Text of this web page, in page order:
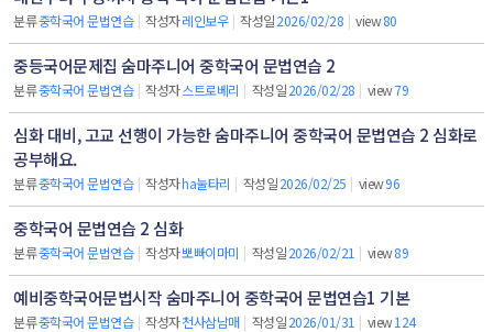
분류중학국어 문법연습 | 작성자레인보우 | 작성일2026/02/28 | view80
중등국어문제집 숨마주니어 중학국어 문법연습 2
분류중학국어 문법연습 | 작성자스트로베리 | 작성일2026/02/28 | view79
심화 대비, 고교 선행이 가능한 숨마주니어 중학국어 문법연습 2 심화로
공부해요.
분류중학국어 문법연습 | 작성자ha눌타리 | 작성일2026/02/25 | view96
중학국어 문법연습 2 심화
분류중학국어 문법연습 | 작성자뽀빠이마미 | 작성일2026/02/21 | view89
예비중학국어문법시작 숨마주니어 중학국어 문법연습1 기본
분류중학국어 문법연습 | 작성자천사삼남매 | 작성일2026/01/31 | view124